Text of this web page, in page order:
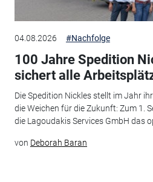
04.08.2026 #Nachfolge
100 Jahre Spedition
sichert alle
Die Spedition Nickles stellt im Jahr
die Weichen für die Zukunft: Zum 1.
die Lagoudakis Services GmbH das
von Deborah Baran